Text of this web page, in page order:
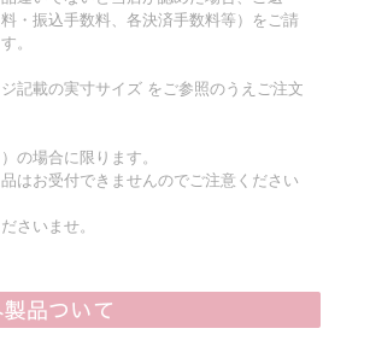
・振込手数料、各決済手数料等）をご請
。
記載の実寸サイズ をご参照のうえご注文
の場合に限ります。
はお受付できませんのでご注意ください
さいませ。